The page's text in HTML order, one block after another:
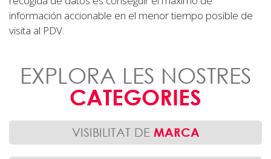
información accionable en el menor tiempo posible de
visita al PDV.
EXPLORA LES NOSTRES
CATEGORIES
VISIBILITAT DE MARCA